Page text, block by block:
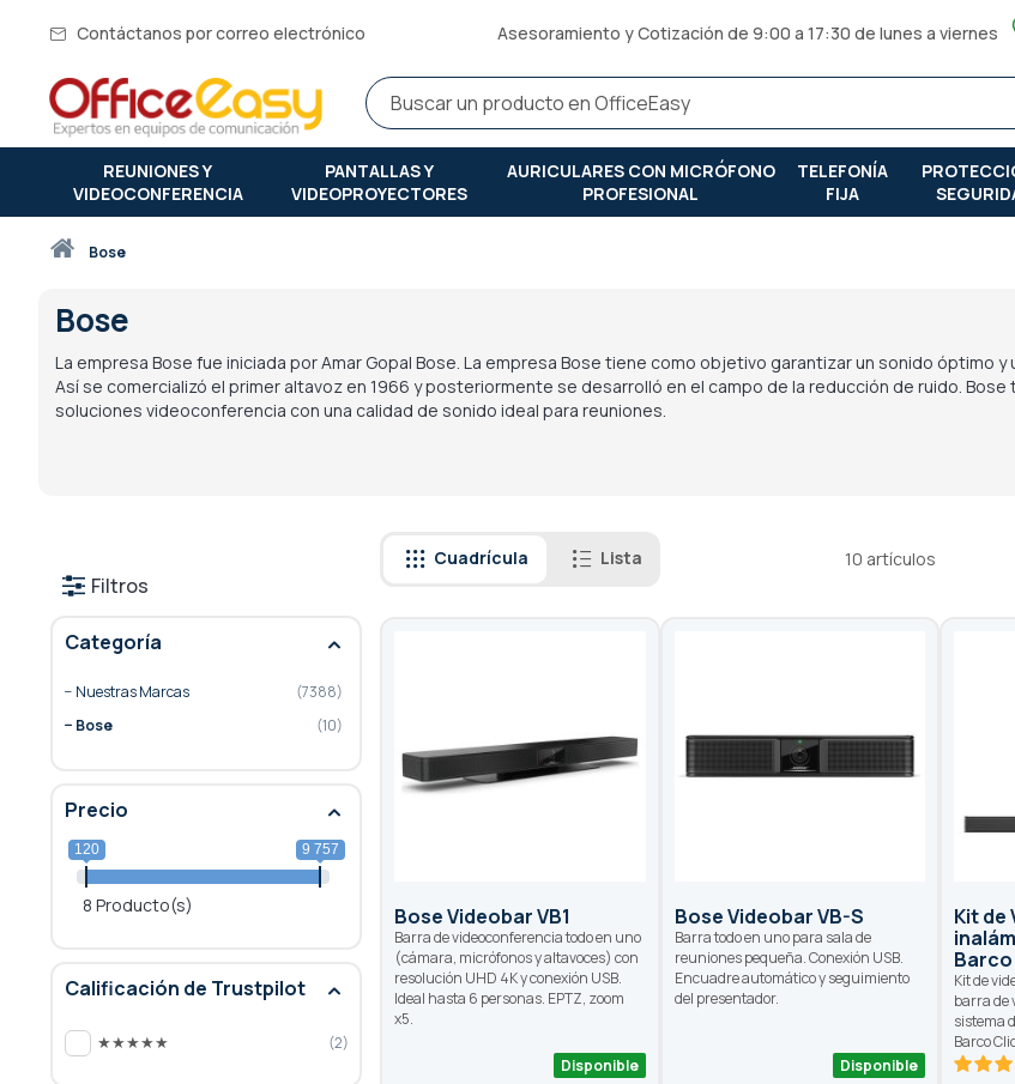
Contáctanos por correo electrónico Asesoramiento y Cotización de 9:00 a 17:30 de lunes a viernes
REUNIONES Y
VIDEOCONFERENCIA
PANTALLAS Y
VIDEOPROYECTORES
AURICULARES CON MICRÓFONO
PROFESIONAL
TELEFONÍA
FIJA
Iniciobose
Bose
La empresa Bose fue iniciada por Amar Gopal Bose. La empresa Bose tiene como objetivo garantizar un sonido óptimo y
Así se comercializó el primer altavoz en 1966 y posteriormente se desarrolló en el campo de la reducción de ruido.
soluciones videoconferencia con una calidad de sonido ideal para reuniones.
Cuadrícula Lista 10 artículos
Bose Videobar VB1
Barra de videoconferencia todo en uno
(cámara, micrófonos y altavoces) con
resolución UHD 4K y conexión USB.
Ideal hasta 6 personas. EPTZ, zoom
x5.
Disponible
Bose Videobar VB-S
Barra todo en uno para sala de
reuniones pequeña. Conexión USB.
Encuadre automático y seguimiento
del presentador.
Disponible
Kit
Barco
Kit de
barra de
sistema
Barco
Filtros
Categoría
Nuestras Marcas
7388
Bose
10
Precio
120 9 757
8 Producto(s)
Calificación de Trustpilot
★★★★★ 2